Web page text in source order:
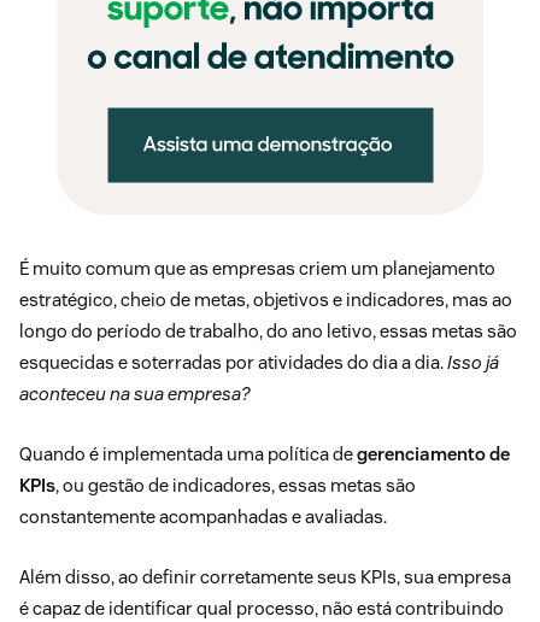
É muito comum que as empresas criem um planejamento
estratégico, cheio de metas, objetivos e indicadores, mas ao
longo do período de trabalho, do ano letivo, essas metas são
esquecidas e soterradas por atividades do dia a dia.Isso já
aconteceu na sua empresa?
Quando é implementada uma política degerenciamento de
KPIs, ou gestão de indicadores, essas metas são
constantemente acompanhadas e avaliadas.
Além disso, ao definir corretamente seus KPIs, sua empresa
é capaz de identificar qual processo, não está contribuindo